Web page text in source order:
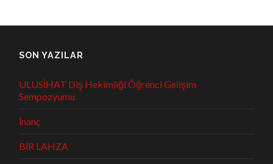
SON YAZILAR
ULUSİHAT Diş Hekimliği Öğrenci Gelişim
Sempozyumu
İnanç
BİR LAHZA